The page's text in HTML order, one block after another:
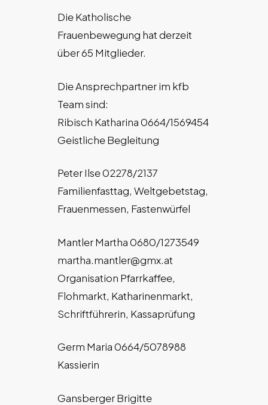
Die Katholische
Frauenbewegung hat derzeit
über 65 Mitglieder.
Die Ansprechpartner im kfb
Team sind:
Ribisch Katharina 0664/1569454
Geistliche Begleitung
Peter Ilse 02278/2137
Familienfasttag, Weltgebetstag,
Frauenmessen, Fastenwürfel
Mantler Martha 0680/1273549
martha.mantler@gmx.at
Organisation Pfarrkaffee,
Flohmarkt, Katharinenmarkt,
Schriftführerin, Kassaprüfung
Germ Maria 0664/5078988
Kassierin
Gansberger Brigitte